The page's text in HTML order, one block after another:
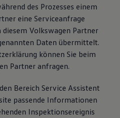
des Prozesses einem
eine Serviceanfrage
Volkswagen Partner
Daten übermittelt.
können Sie beim
Partner anfragen.
Bereich Service Assistent
passende Informationen
Inspektionsereignis